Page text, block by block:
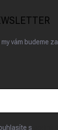
vám budeme
s